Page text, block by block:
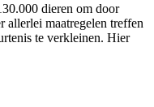
dieren om door
allerlei maatregelen treffen
te verkleinen. Hier